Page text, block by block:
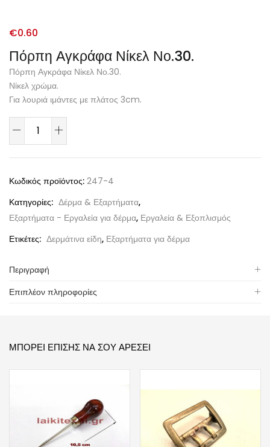
Πόρπη Αγκράφα Νίκελ Νο.30.
€0.60
Πόρπη Αγκράφα Νίκελ Νο.30.
Νίκελ χρώμα.
Για λουριά ιμάντες με πλάτος 3cm.
Κωδικός προϊόντος: 247-4
Κατηγορίες: Δέρμα & Εξαρτήματα,
Εξαρτήματα - Εργαλεία για δέρμα, Εργαλεία & Εξοπλισμός
Ετικέτες: Δερμάτινα είδη, Εξαρτήματα για δέρμα
Περιγραφή
Επιπλέον πληροφορίες
ΜΠΟΡΕΊ ΕΠΊΣΗΣ ΝΑ ΣΟΥ ΑΡΈΣΕΙ